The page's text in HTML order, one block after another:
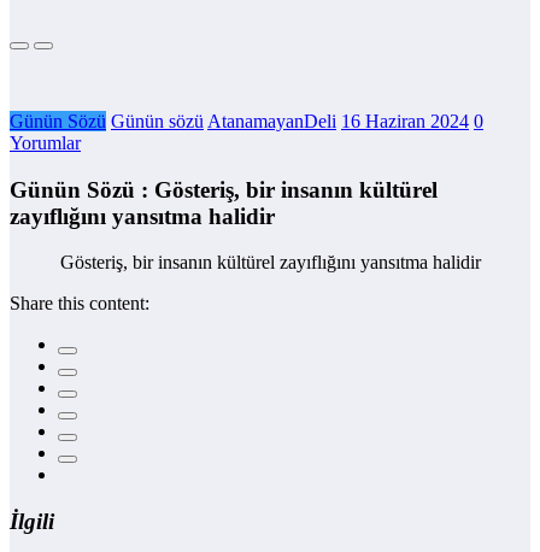
Günün Sözü Günün sözü AtanamayanDeli 16 Haziran 2024 0
Yorumlar
Günün Sözü : Gösteriş, bir insanın kültürel
zayıflığını yansıtma halidir
Gösteriş, bir insanın kültürel zayıflığını yansıtma halidir
Share this content:
İlgili